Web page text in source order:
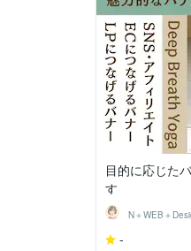
目的に応じた
す
N＋WEB＋
-